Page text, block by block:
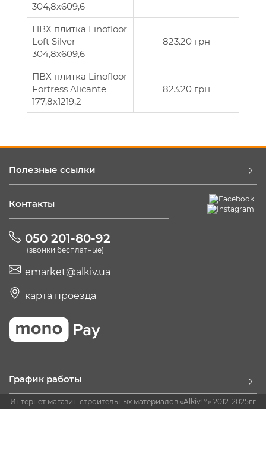
304,8х609,6
ПВХ плитка Linofloor
Loft Silver
304,8х609,6
823.20 грн
ПВХ плитка Linofloor
Fortress Alicante
177,8х1219,2
823.20 грн
Полезные ссылки
Контакты
050 201-80-92
(звонки бесплатные)
emarket@alkiv.ua
карта проезда
График работы
Интернет магазин строительных материалов «Alkiv™» 2012-2025гг